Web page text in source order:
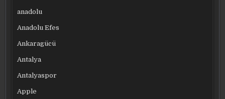
anadolu
Anadolu Efes
Ankaragücü
Antalya
Antalyaspor
Apple